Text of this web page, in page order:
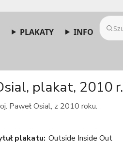
PLAKATY INFO
plakat, 2010 r.
Paweł Osial, z 2010 roku.
plakatu: Outside Inside Out